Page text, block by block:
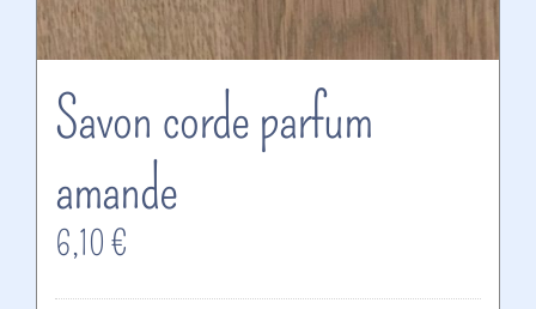
Savon corde parfum
amande
6,10 €